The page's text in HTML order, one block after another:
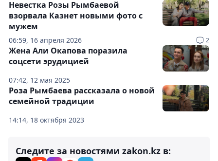
06:59, 16 апреля 2026 2
Невестка Розы Рымбаевой
взорвала Казнет новыми фото с
мужем
07:42, 12 мая 2025
Жена Али Окапова поразила
соцсети эрудицией
14:14, 18 октября 2023
Роза Рымбаева рассказала о новой
семейной традиции
Следите за новостями zakon.kz в: